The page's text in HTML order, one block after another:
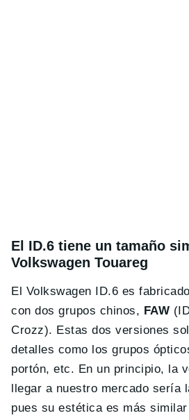
El ID.6 tiene un tamaño
Volkswagen Touareg
El Volkswagen ID.6 es
con dos grupos chinos, FAW
Crozz). Estas dos versiones
detalles como los grupos
portón, etc. En un principio, la
llegar a nuestro mercado sería
pues su estética es más